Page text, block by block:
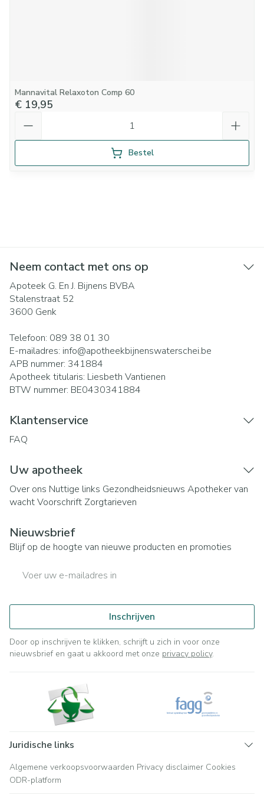
Mannavital Relaxoton Comp 60
€ 19,95
Bestel
Neem contact met ons op
Apoteek G. En J. Bijnens BVBA
Stalenstraat 52
3600 Genk
Telefoon: 089 38 01 30
E-mailadres: info@apotheekbijnenswaterschei.be
APB nummer: 341884
Apotheek titularis: Liesbeth Vantienen
BTW nummer: BE0430341884
Klantenservice
FAQ
Uw apotheek
Over ons Nuttige links Gezondheidsnieuws Apotheker van
wachtVoorschrift Zorgtarieven
Nieuwsbrief
Blijf op de hoogte van nieuwe producten en promoties
Inschrijven
Door op inschrijven te klikken, schrijft u zich in voor onze
nieuwsbrief en gaat u akkoord met onze privacy policy.
Juridische links
Algemene verkoopsvoorwaarden Privacy disclaimer Cookies
ODR-platform